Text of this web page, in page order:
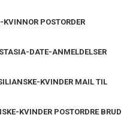
POSTORDER
DATE-ANMELDELSER
KVINDER MAIL TIL
KVINDER POSTORDRE BRUD